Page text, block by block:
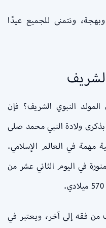
ونتمنى للجميع عيدًا
النبوي الشريف؟ فإن
بذكرى ولادة النبي محمد صلى
مهمة في العالم الإسلامي.
في اليوم الثاني عشر من
من فقه إلى آخر، ويعتبر في